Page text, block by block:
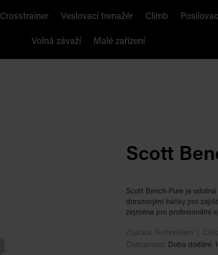
Crosstrainer Veslovací trenažér Climb
Volná závaží Malé zařízení
Scott
Scott Bench Pure je
dorazovými háčky pro
zejména pro profesionální
Značka: TechnoGym
Dostupnost: Doba dodání: